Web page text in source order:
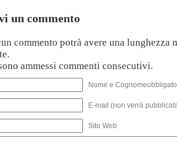
un commento
commento potrà avere una lunghezza
ammessi commenti consecutivi.
Nome e
E-mail (non verrà
Sito Web